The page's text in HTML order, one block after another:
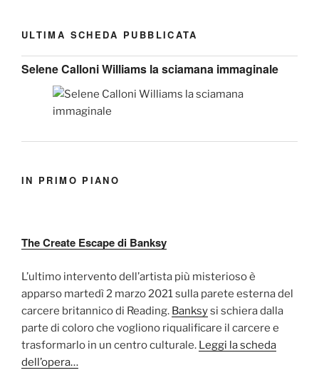
ULTIMA SCHEDA PUBBLICATA
Selene Calloni Williams la sciamana immaginale
IN PRIMO PIANO
The Create Escape di Banksy
L’ultimo intervento dell’artista più misterioso è
apparso martedì 2 marzo 2021 sulla parete esterna del
carcere britannico di Reading. Banksysi schiera dalla
parte di coloro che vogliono riqualificare il carcere e
trasformarlo in un centro culturale. Leggi la scheda
dell’opera…